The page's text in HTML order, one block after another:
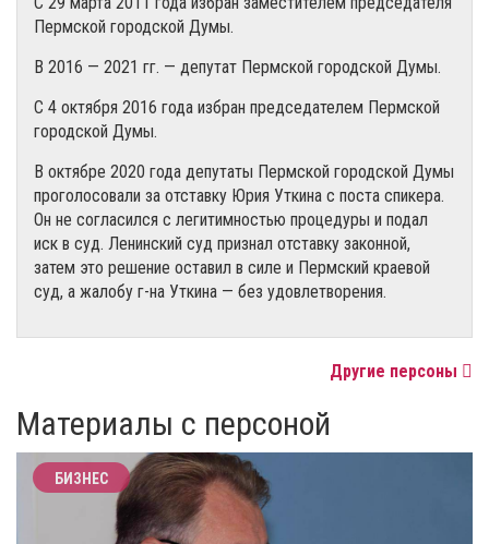
Пермской городской Думы.
В 2016 — 2021 гг. — депутат Пермской городской Думы.
С 4 октября 2016 года избран председателем Пермской
городской Думы.
В октябре 2020 года депутаты Пермской городской Думы
проголосовали за отставку Юрия Уткина с поста спикера.
Он не согласился с легитимностью процедуры и подал
иск в суд. Ленинский суд признал отставку законной,
затем это решение оставил в силе и Пермский краевой
суд, а жалобу г-на Уткина — без удовлетворения.
Другие персоны
Материалы с персоной
БИЗНЕС